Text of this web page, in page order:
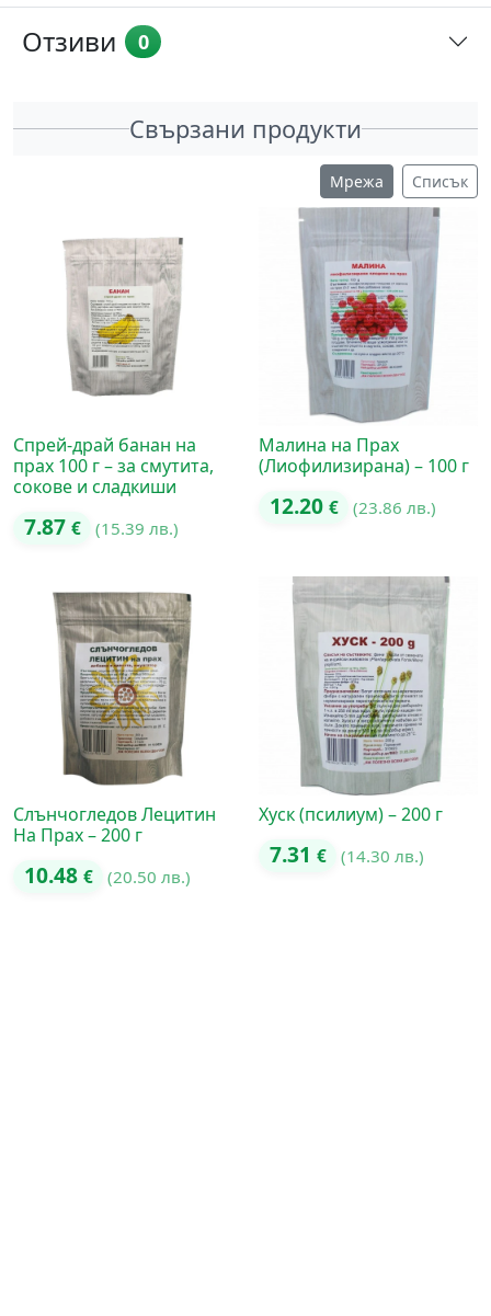
Отзиви 0
Свързани продукти
Мрежа Списък
Спрей-драй банан на
прах 100 г – за смутита,
сокове и сладкиши
7.87 € (15.39 лв.)
Малина на Прах
(Лиофилизирана) – 100 г
12.20 € (23.86 лв.)
Слънчогледов Лецитин
На Прах – 200 г
10.48 € (20.50 лв.)
Хуск (псилиум) – 200 г
7.31 € (14.30 лв.)